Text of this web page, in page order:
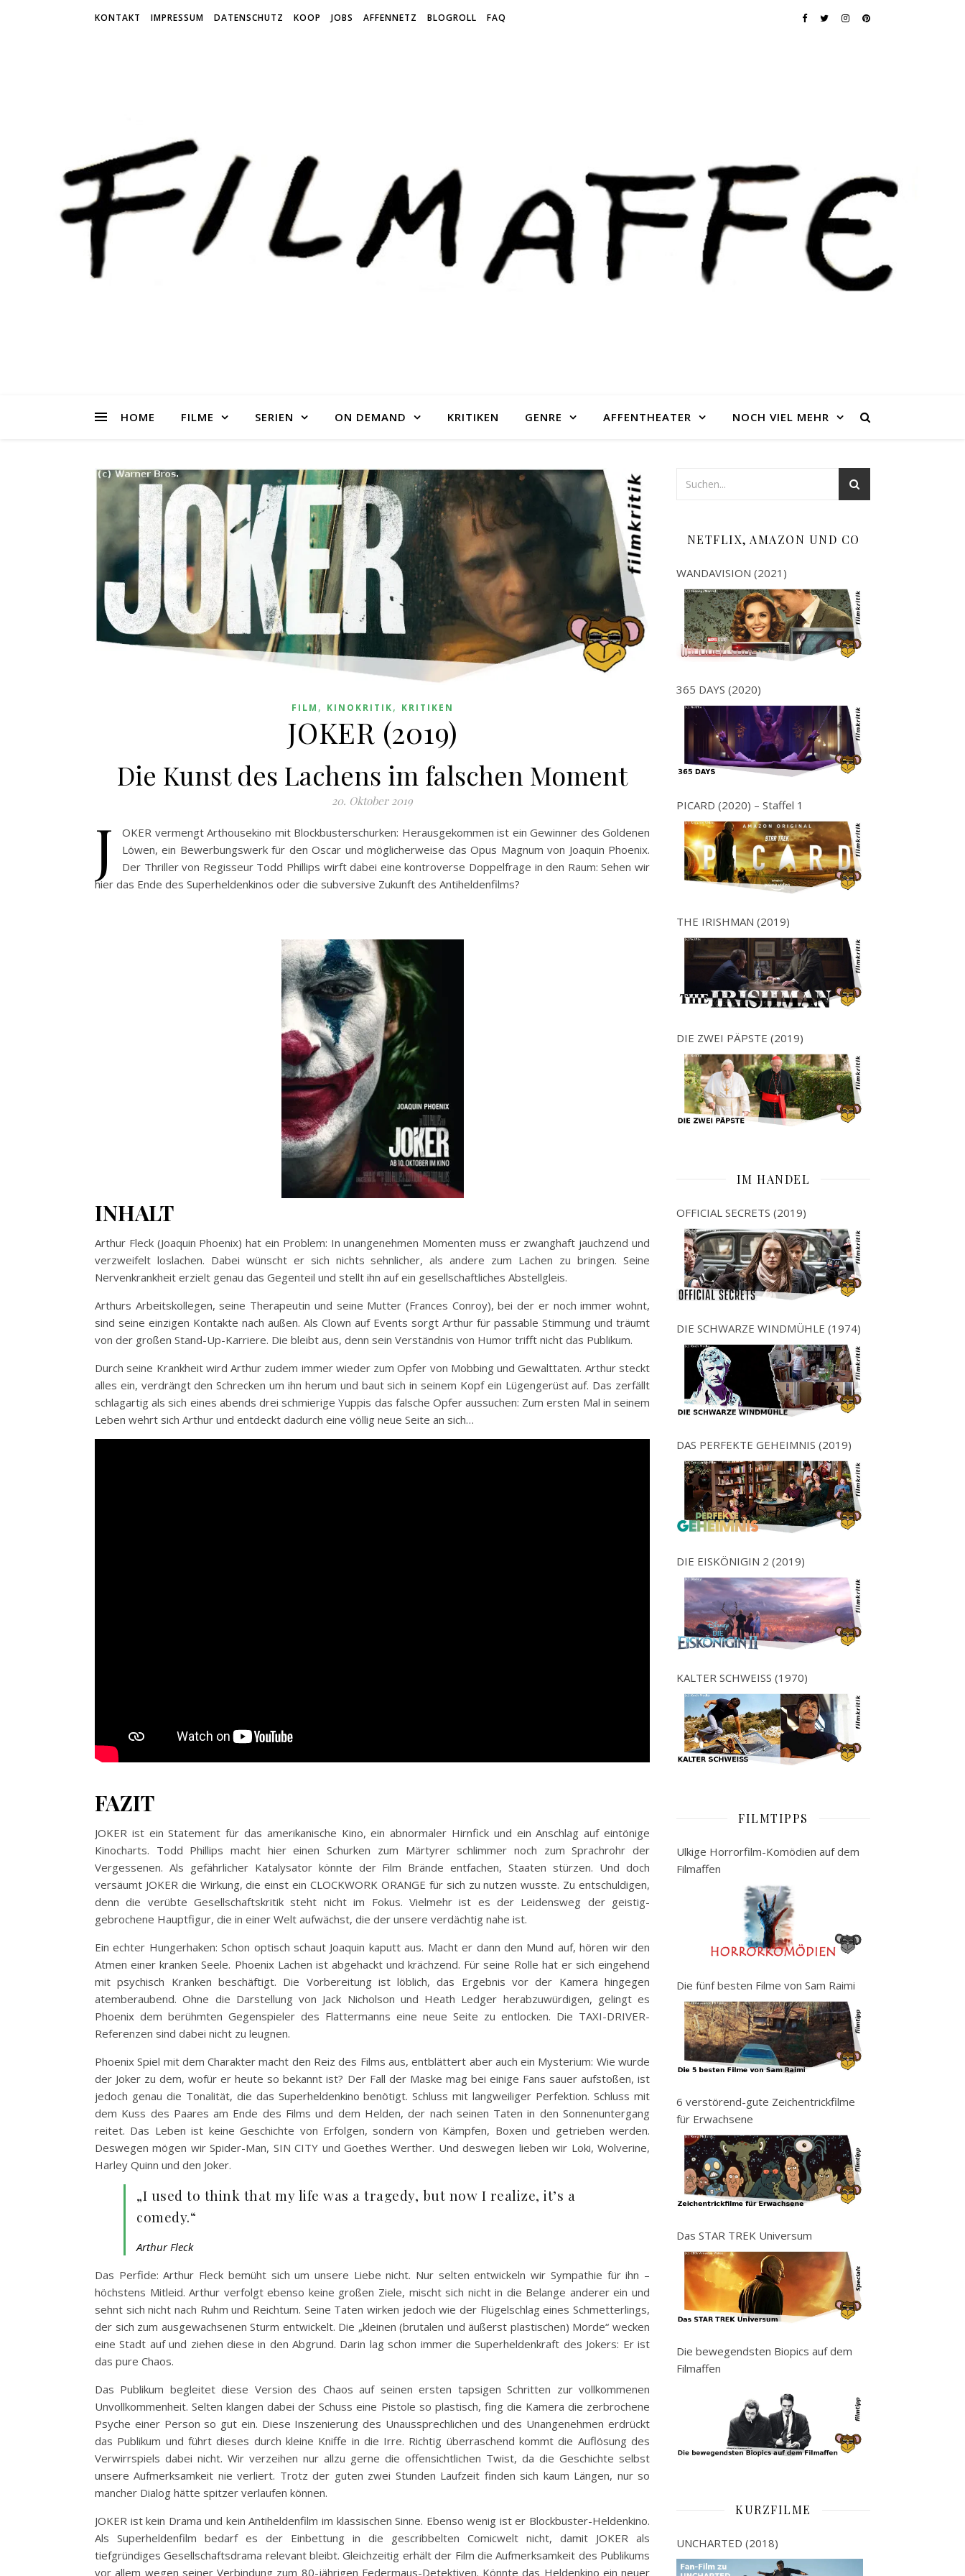
KONTAKT IMPRESSUM DATENSCHUTZ KOOP JOBS AFFENNETZ BLOGROLL FAQ
HOME FILME SERIEN ON DEMAND KRITIKEN GENRE AFFENTHEATER NOCH VIEL MEHR
FILM , KINOKRITIK, KRITIKEN
JOKER (2019)
Die Kunst des Lachens im falschen Moment
20. Oktober 2019
J
OKER vermengt Arthousekino mit Blockbusterschurken: Herausgekommen ist ein Gewinner des Goldenen
Löwen, ein Bewerbungswerk für den Oscar und möglicherweise das Opus Magnum von Joaquin Phoenix.
Der Thriller von Regisseur Todd Phillips wirft dabei eine kontroverse Doppelfrage in den Raum: Sehen wir
hier das Ende des Superheldenkinos oder die subversive Zukunft des Antiheldenfilms?
INHALT
Arthur Fleck (Joaquin Phoenix) hat ein Problem: In unangenehmen Momenten muss er zwanghaft jauchzend und
verzweifelt loslachen. Dabei wünscht er sich nichts sehnlicher, als andere zum Lachen zu bringen. Seine
Nervenkrankheit erzielt genau das Gegenteil und stellt ihn auf ein gesellschaftliches Abstellgleis.
Arthurs Arbeitskollegen, seine Therapeutin und seine Mutter (Frances Conroy), bei der er noch immer wohnt,
sind seine einzigen Kontakte nach außen. Als Clown auf Events sorgt Arthur für passable Stimmung und träumt
von der großen Stand-Up-Karriere. Die bleibt aus, denn sein Verständnis von Humor trifft nicht das Publikum.
Durch seine Krankheit wird Arthur zudem immer wieder zum Opfer von Mobbing und Gewalttaten. Arthur steckt
alles ein, verdrängt den Schrecken um ihn herum und baut sich in seinem Kopf ein Lügengerüst auf. Das zerfällt
schlagartig als sich eines abends drei schmierige Yuppis das falsche Opfer aussuchen: Zum ersten Mal in seinem
Leben wehrt sich Arthur und entdeckt dadurch eine völlig neue Seite an sich…
FAZIT
JOKER ist ein Statement für das amerikanische Kino, ein abnormaler Hirnfick und ein Anschlag auf eintönige
Kinocharts. Todd Phillips macht hier einen Schurken zum Märtyrer schlimmer noch zum Sprachrohr der
Vergessenen. Als gefährlicher Katalysator könnte der Film Brände entfachen, Staaten stürzen. Und doch
versäumt JOKER die Wirkung, die einst ein CLOCKWORK ORANGE für sich zu nutzen wusste. Zu entschuldigen,
denn die verübte Gesellschaftskritik steht nicht im Fokus. Vielmehr ist es der Leidensweg der geistig-
gebrochene Hauptfigur, die in einer Welt aufwächst, die der unsere verdächtig nahe ist.
Ein echter Hungerhaken: Schon optisch schaut Joaquin kaputt aus. Macht er dann den Mund auf, hören wir den
Atmen einer kranken Seele. Phoenix Lachen ist abgehackt und krächzend. Für seine Rolle hat er sich eingehend
mit psychisch Kranken beschäftigt. Die Vorbereitung ist löblich, das Ergebnis vor der Kamera hingegen
atemberaubend. Ohne die Darstellung von Jack Nicholson und Heath Ledger herabzuwürdigen, gelingt es
Phoenix dem berühmten Gegenspieler des Flattermanns eine neue Seite zu entlocken. Die TAXI-DRIVER-
Referenzen sind dabei nicht zu leugnen.
Phoenix Spiel mit dem Charakter macht den Reiz des Films aus, entblättert aber auch ein Mysterium: Wie wurde
der Joker zu dem, wofür er heute so bekannt ist? Der Fall der Maske mag bei einige Fans sauer aufstoßen, ist
jedoch genau die Tonalität, die das Superheldenkino benötigt. Schluss mit langweiliger Perfektion. Schluss mit
dem Kuss des Paares am Ende des Films und dem Helden, der nach seinen Taten in den Sonnenuntergang
reitet. Das Leben ist keine Geschichte von Erfolgen, sondern von Kämpfen, Boxen und getrieben werden.
Deswegen mögen wir Spider-Man, SIN CITY und Goethes Werther. Und deswegen lieben wir Loki, Wolverine,
Harley Quinn und den Joker.
„I used to think that my life was a tragedy, but now I realize, it’s a
comedy.“
Arthur Fleck
Das Perfide: Arthur Fleck bemüht sich um unsere Liebe nicht. Nur selten entwickeln wir Sympathie für ihn –
höchstens Mitleid. Arthur verfolgt ebenso keine großen Ziele, mischt sich nicht in die Belange anderer ein und
sehnt sich nicht nach Ruhm und Reichtum. Seine Taten wirken jedoch wie der Flügelschlag eines Schmetterlings,
der sich zum ausgewachsenen Sturm entwickelt. Die „kleinen (brutalen und äußerst plastischen) Morde“ wecken
eine Stadt auf und ziehen diese in den Abgrund. Darin lag schon immer die Superheldenkraft des Jokers: Er ist
das pure Chaos.
Das Publikum begleitet diese Version des Chaos auf seinen ersten tapsigen Schritten zur vollkommenen
Unvollkommenheit. Selten klangen dabei der Schuss eine Pistole so plastisch, fing die Kamera die zerbrochene
Psyche einer Person so gut ein. Diese Inszenierung des Unaussprechlichen und des Unangenehmen erdrückt
das Publikum und führt dieses durch kleine Kniffe in die Irre. Richtig überraschend kommt die Auflösung des
Verwirrspiels dabei nicht. Wir verzeihen nur allzu gerne die offensichtlichen Twist, da die Geschichte selbst
unsere Aufmerksamkeit nie verliert. Trotz der guten zwei Stunden Laufzeit finden sich kaum Längen, nur so
mancher Dialog hätte spitzer verlaufen können.
JOKER ist kein Drama und kein Antiheldenfilm im klassischen Sinne. Ebenso wenig ist er Blockbuster-Heldenkino.
Als Superheldenfilm bedarf es der Einbettung in die gescribbelten Comicwelt nicht, damit JOKER als
tiefgründiges Gesellschaftsdrama relevant bleibt. Gleichzeitig erhält der Film die Aufmerksamkeit des Publikums
vor allem wegen seiner Verbindung zum 80-jährigen Federmaus-Detektiven. Könnte das Heldenkino ein neuer
NETFLIX, AMAZON UND CO
WANDAVISION (2021)
365 DAYS (2020)
PICARD (2020) – Staffel 1
THE IRISHMAN (2019)
DIE ZWEI PÄPSTE (2019)
IM HANDEL
OFFICIAL SECRETS (2019)
DIE SCHWARZE WINDMÜHLE (1974)
DAS PERFEKTE GEHEIMNIS (2019)
DIE EISKÖNIGIN 2 (2019)
KALTER SCHWEISS (1970)
FILMTIPPS
Ulkige Horrorfilm-Komödien auf dem
Filmaffen
Die fünf besten Filme von Sam Raimi
6 verstörend-gute Zeichentrickfilme
für Erwachsene
Das STAR TREK Universum
Die bewegendsten Biopics auf dem
Filmaffen
KURZFILME
UNCHARTED (2018)